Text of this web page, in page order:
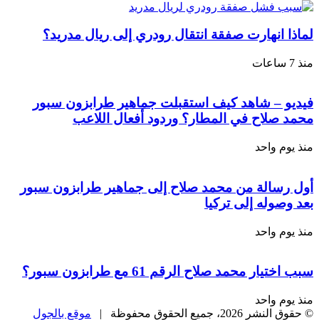
لماذا انهارت صفقة انتقال رودري إلى ريال مدريد؟
منذ 7 ساعات
فيديو – شاهد كيف استقبلت جماهير طرابزون سبور
محمد صلاح في المطار؟ وردود أفعال اللاعب
منذ يوم واحد
أول رسالة من محمد صلاح إلى جماهير طرابزون سبور
بعد وصوله إلى تركيا
منذ يوم واحد
سبب اختيار محمد صلاح الرقم 61 مع طرابزون سبور؟
منذ يوم واحد
© حقوق النشر 2026، جميع الحقوق محفوظة |
موقع بالجول